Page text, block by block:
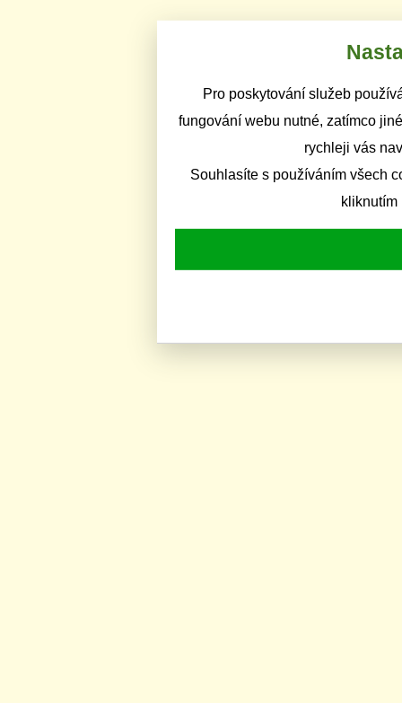
Pro poskytování služeb
fungování webu nutné, zatímco
rychleji vás
Souhlasíte s používáním všech
kliknutím